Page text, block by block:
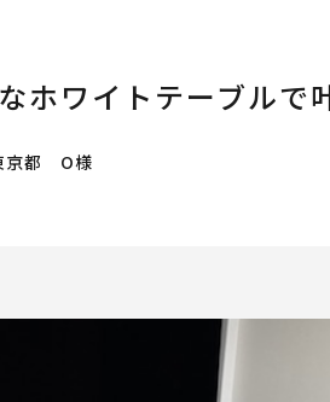
ワイトテーブルで
京都 O様